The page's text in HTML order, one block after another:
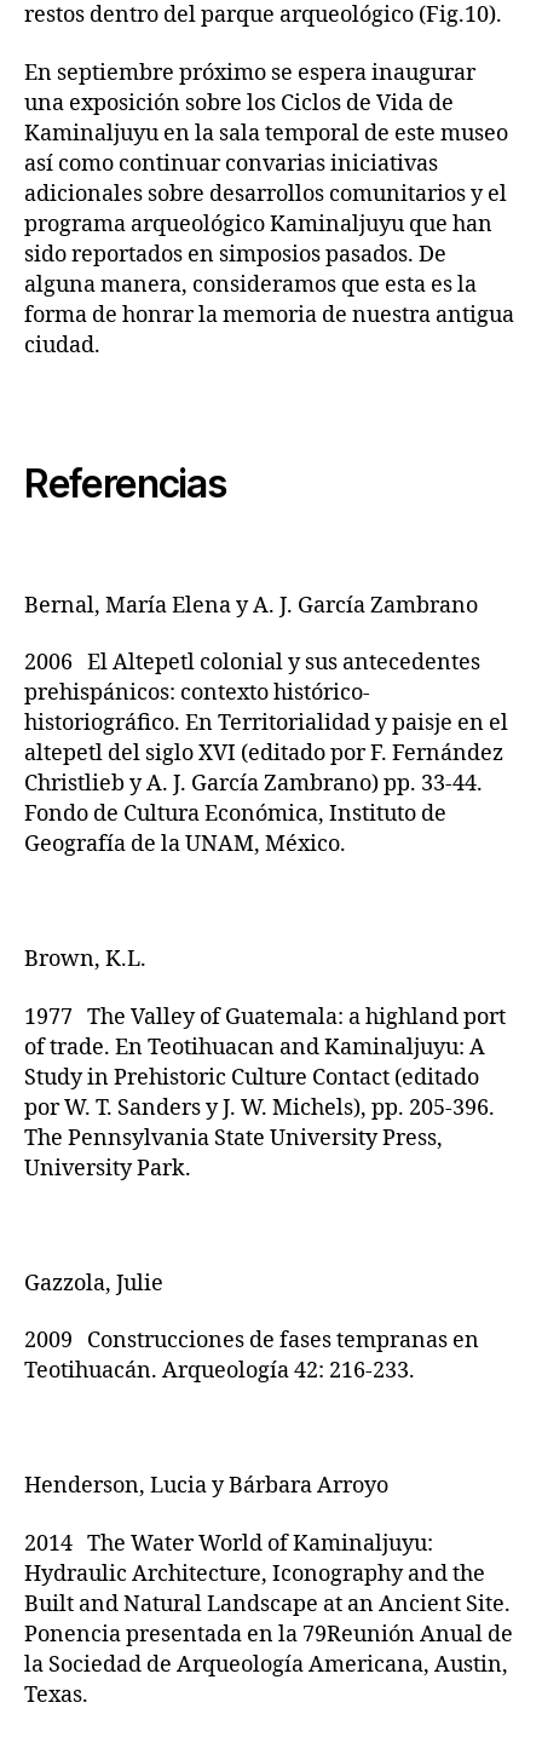
restos dentro del parque arqueológico (Fig.10).
En septiembre próximo se espera inaugurar
una exposición sobre los Ciclos de Vida de
Kaminaljuyu en la sala temporal de este museo
así como continuar convarias iniciativas
adicionales sobre desarrollos comunitarios y el
programa arqueológico Kaminaljuyu que han
sido reportados en simposios pasados. De
alguna manera, consideramos que esta es la
forma de honrar la memoria de nuestra antigua
ciudad.
Referencias
Bernal, María Elena y A. J. García Zambrano
2006 El Altepetl colonial y sus antecedentes
prehispánicos: contexto histórico-
historiográfico. En Territorialidad y paisje en el
altepetl del siglo XVI (editado por F. Fernández
Christlieb y A. J. García Zambrano) pp. 33-44.
Fondo de Cultura Económica, Instituto de
Geografía de la UNAM, México.
Brown, K.L.
1977 The Valley of Guatemala: a highland port
of trade. En Teotihuacan and Kaminaljuyu: A
Study in Prehistoric Culture Contact (editado
por W. T. Sanders y J. W. Michels), pp. 205-396.
The Pennsylvania State University Press,
University Park.
Gazzola, Julie
2009 Construcciones de fases tempranas en
Teotihuacán. Arqueología 42: 216-233.
Henderson, Lucia y Bárbara Arroyo
2014 The Water World of Kaminaljuyu:
Hydraulic Architecture, Iconography and the
Built and Natural Landscape at an Ancient Site.
Ponencia presentada en la 79Reunión Anual de
la Sociedad de Arqueología Americana, Austin,
Texas.